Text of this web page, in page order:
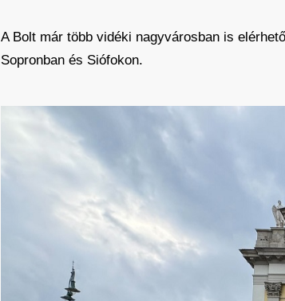
A Bolt már több vidéki nagyvárosban is
Sopronban és Siófokon.